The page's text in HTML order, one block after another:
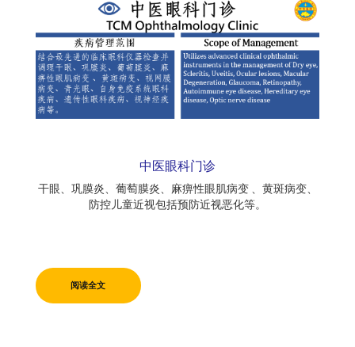
中医眼科门诊
干眼、巩膜炎、葡萄膜炎、麻痹性眼肌病变 、黄斑病变、
防控儿童近视包括预防近视恶化等。
阅读全文